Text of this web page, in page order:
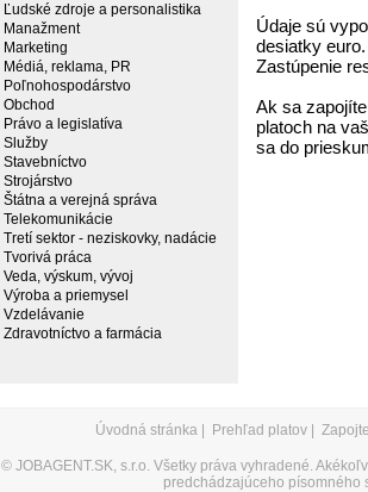
Ľudské zdroje a personalistika
Manažment
Marketing
Médiá, reklama, PR
Poľnohospodárstvo
Obchod
Právo a legislatíva
Služby
Stavebníctvo
Strojárstvo
Štátna a verejná správa
Telekomunikácie
Tretí sektor - neziskovky, nadácie
Tvorivá práca
Veda, výskum, vývoj
Výroba a priemysel
Vzdelávanie
Zdravotníctvo a farmácia
Údaje sú
desiatky euro.
Zastúpenie
Ak sa
platoch na
sa do
Úvodná stránka Prehľad platov
© JOBAGENT.SK, s.r.o. Všetky práva vyhradené.
predchádzajúceho písomného